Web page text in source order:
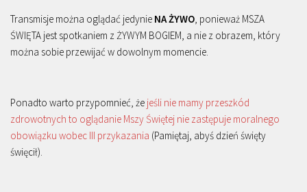
Transmisje można oglądać jedynie NA ŻYWO , ponieważ MSZA
ŚWIĘTA jest spotkaniem z ŻYWYM BOGIEM, a nie z obrazem, który
można sobie przewijać w dowolnym momencie.
Ponadto warto przypomnieć, że jeśli nie mamy przeszkód
zdrowotnych to oglądanie Mszy Świętej nie zastępuje moralnego
obowiązku wobec III przykazania (Pamiętaj, abyś dzień święty
święcił).